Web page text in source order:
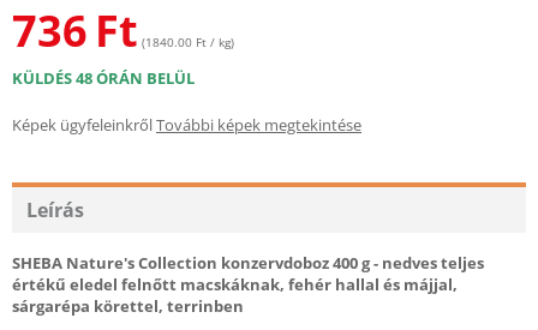
736 Ft (1840.00 Ft / kg)
KÜLDÉS 48 ÓRÁN BELÜL
Képek ügyfeleinkrőlTovábbi képek megtekintése
Leírás
SHEBA Nature's Collection konzervdoboz 400 g - nedves teljes
értékű eledel felnőtt macskáknak, fehér hallal és májjal,
sárgarépa körettel, terrinben